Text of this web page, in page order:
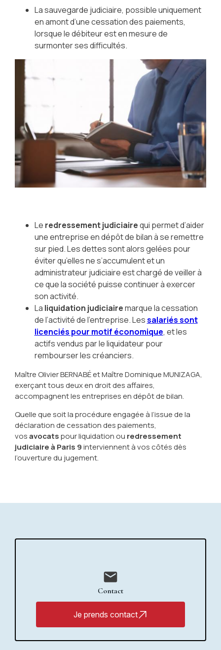
La sauvegarde judiciaire, possible uniquement
en amont d’une cessation des paiements,
lorsque le débiteur est en mesure de
surmonter ses difficultés.
Le redressement judiciairequi permet d’aider
une entreprise en dépôt de bilan à se remettre
sur pied. Les dettes sont alors gelées pour
éviter qu’elles ne s’accumulent et un
administrateur judiciaire est chargé de veiller à
ce que la société puisse continuer à exercer
son activité.
La liquidation judiciairemarque la cessation
de l’activité de l’entreprise. Lessalariés sont
licenciés pour motif économique, et les
actifs vendus par le liquidateur pour
rembourser les créanciers.
Maître Olivier BERNABÉ et Maître Dominique MUNIZAGA,
exerçant tous deux en droit des affaires,
accompagnent les entreprises en dépôt de bilan.
Quelle que soit la procédure engagée à l’issue de la
déclaration de cessation des paiements,
vosavocatspour liquidation ou redressement
judiciaire à Paris 9interviennent à vos côtés dès
l’ouverture du jugement.
mail
Contact
Je prends contact